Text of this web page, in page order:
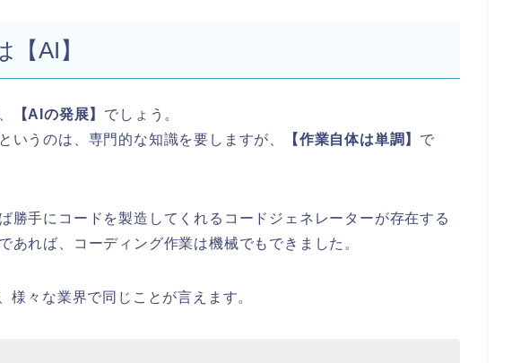
AI】
【AIの発展】 でしょう。
いうのは、専門的な知識を要しますが、
【作業自体は単調】 で
勝手にコードを製造してくれるコードジェネレーターが存在する
あれば、コーディング作業は機械でもできました。
様々な業界で同じことが言えます。